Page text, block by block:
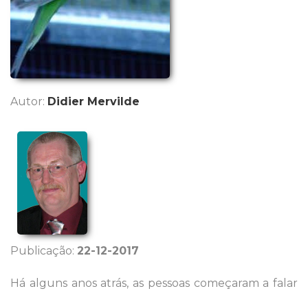
Autor: Didier Mervilde
Publicação: 22-12-2017
Há alguns anos atrás, as pessoas começaram a falar